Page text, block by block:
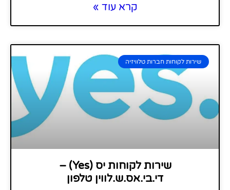
קרא עוד »
שירות לקוחות חברות טלוויזיה
שירות לקוחות יס (Yes) –
די.בי.אס.ש.לווין טלפון